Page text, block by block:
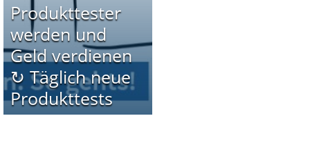
Produkttester
werden und
Geld verdienen
↻ Täglich neue
Produkttests